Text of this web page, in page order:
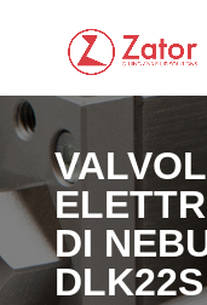
DI
DLK22S